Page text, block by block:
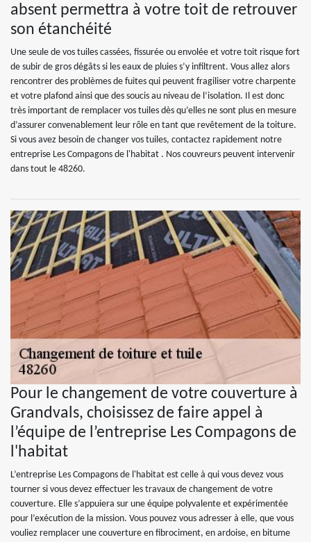
absent permettra à votre toit de retrouver
son étanchéité
Une seule de vos tuiles cassées, fissurée ou envolée et votre toit risque fort
de subir de gros dégâts si les eaux de pluies s’y infiltrent. Vous allez alors
rencontrer des problèmes de fuites qui peuvent fragiliser votre charpente
et votre plafond ainsi que des soucis au niveau de l’isolation. Il est donc
très important de remplacer vos tuiles dès qu’elles ne sont plus en mesure
d’assurer convenablement leur rôle en tant que revêtement de la toiture.
Si vous avez besoin de changer vos tuiles, contactez rapidement notre
entreprise Les Compagons de l'habitat . Nos couvreurs peuvent intervenir
dans tout le 48260.
Pour le changement de votre couverture à
Grandvals, choisissez de faire appel à
l’équipe de l’entreprise Les Compagons de
l'habitat
L’entreprise Les Compagons de l'habitat est celle à qui vous devez vous
tourner si vous devez effectuer les travaux de changement de votre
couverture. Elle s’appuiera sur une équipe polyvalente et expérimentée
pour l’exécution de la mission. Vous pouvez vous adresser à elle, que vous
vouliez remplacer une couverture en fibrociment, en ardoise, en bitume